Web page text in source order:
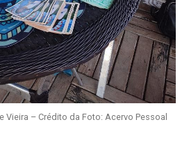
Vieira – Crédito da Foto: Acervo Pessoal